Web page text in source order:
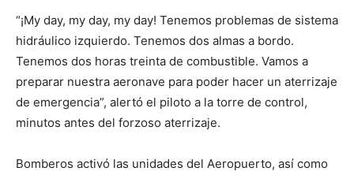
“¡My day, my day, my day! Tenemos problemas de sistema
hidráulico izquierdo. Tenemos dos almas a bordo.
Tenemos dos horas treinta de combustible. Vamos a
preparar nuestra aeronave para poder hacer un aterrizaje
de emergencia”, alertó el piloto a la torre de control,
minutos antes del forzoso aterrizaje.
Bomberos activó las unidades del Aeropuerto, así como